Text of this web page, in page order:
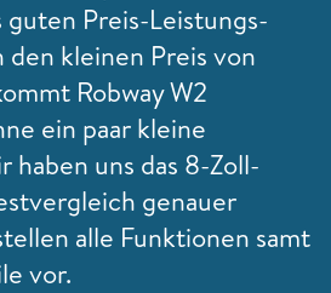
Preis-Leistungs-
kleinen Preis von
Robway W2
ein paar kleine
haben uns das 8-Zoll-
genauer
alle Funktionen samt
vor.